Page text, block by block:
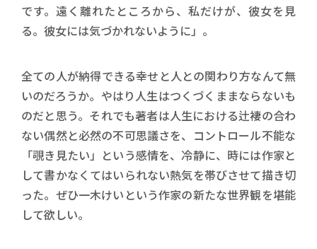
です。遠く離れたところから、私だけが、彼女を見
る。彼女には気づかれないように」。
全ての人が納得できる幸せと人との関わり方なんて無
いのだろうか。やはり人生はつくづくままならないも
のだと思う。それでも著者は人生における辻褄の合わ
ない偶然と必然の不可思議さを、コントロール不能な
「覗き見たい」という感情を、冷静に、時には作家と
して書かなくてはいられない熱気を帯びさせて描き切
った。ぜひ一木けいという作家の新たな世界観を堪能
して欲しい。